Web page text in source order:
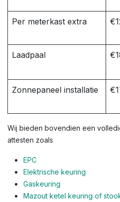
Per meterkast extra
Laadpaal
Zonnepaneel installatie
Wij bieden bovendien een
attesten zoals
EPC
Elektrische keuring
Gaskeuring
Mazout ketel keuring of